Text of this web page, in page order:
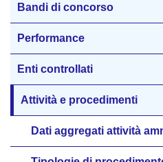
Bandi di concorso
Performance
Enti controllati
Attività e procedimenti
Dati aggregati attività